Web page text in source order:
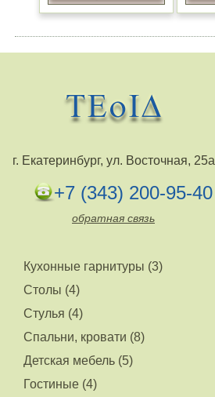
г. Екатеринбург, ул. Восточная, 25а
+7 (343) 200-95-40
обратная связь
Кухонные гарнитуры (3)
Столы (4)
Стулья (4)
Спальни, кровати (8)
Детская мебель (5)
Гостиные (4)